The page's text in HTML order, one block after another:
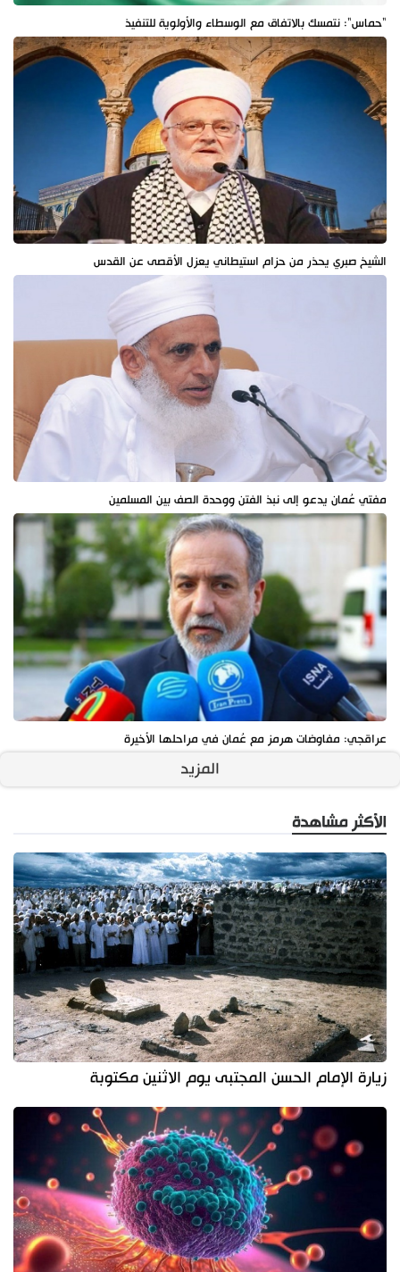
"حماس": نتمسك بالاتفاق مع الوسطاء والأولوية للتنفيذ
الشيخ صبري يحذر من حزام استيطاني يعزل الأقصى عن القدس
مفتي عُمان يدعو إلى نبذ الفتن ووحدة الصف بين المسلمين
عراقجي: مفاوضات هرمز مع عُمان في مراحلها الأخيرة
المزيد
الأكثر مشاهدة
زيارة الإمام الحسن المجتبى يوم الاثنين مكتوبة